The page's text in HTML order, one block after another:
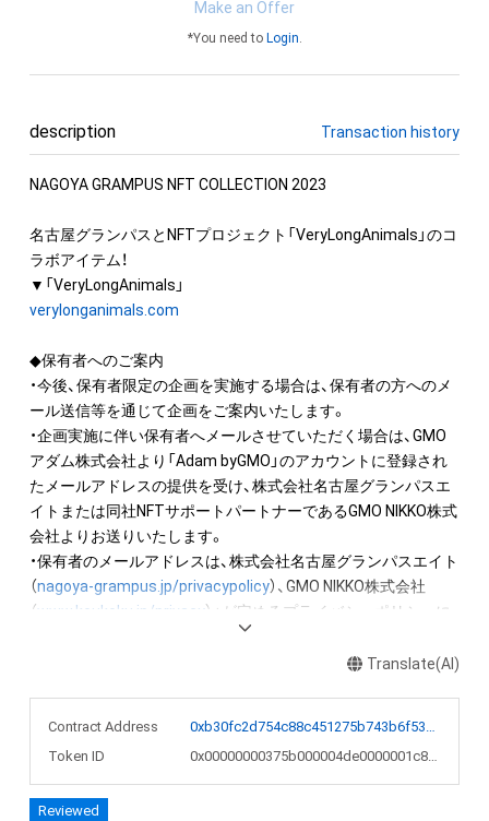
Make an Offer
*You need to Login.
description Transaction history
NAGOYA GRAMPUS NFT COLLECTION 2023
名古屋グランパスとNFTプロジェクト「VeryLongAnimals」のコ
ラボアイテム！
verylonganimals.com
◆保有者へのご案内
・今後、保有者限定の企画を実施する場合は、保有者の方へのメ
ール送信等を通じて企画をご案内いたします。
・企画実施に伴い保有者へメールさせていただく場合は、GMO
アダム株式会社より「Adam byGMO」のアカウントに登録され
たメールアドレスの提供を受け、株式会社名古屋グランパスエ
イトまたは同社NFTサポートパートナーであるGMO NIKKO株式
会社よりお送りいたします。
・保有者のメールアドレスは、株式会社名古屋グランパスエイト
（nagoya-grampus.jp/privacypolicy）、GMO NIKKO株式会社
（ www.koukoku.jp/privacy ）」が定めるプライバシーポリシーに
Translate(AI)
Contract Address
0xb30fc2d754c88c451275b743b6f530f19f643683
Token ID
0x00000000375b000004de0000001c82fe
Reviewed